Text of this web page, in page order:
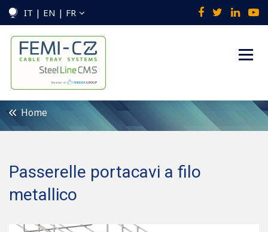
IT | EN | FR
Home
Passerelle portacavi a filo
metallico